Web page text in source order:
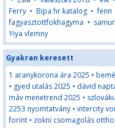
Ferry • Bipa hr katalog •fenn
fagyasztottfokhagyma •
Yiya vlemny
Gyakran keresett
1 aranykorona ára 2025 •
• gyed utalás 2025 • dávid
máv menetrend 2025 •
2253 nyomtatvány • intercity
forint • zokni csomagolás